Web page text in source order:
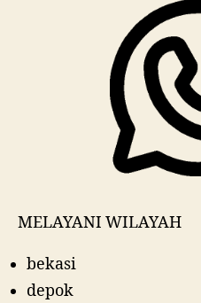
MELAYANI WILAYAH
bekasi
depok